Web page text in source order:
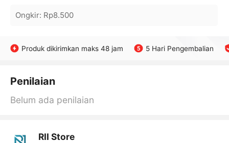
Ongkir: Rp8.500
Produk dikirimkan maks 48 jam 5 Hari Pengembalian
Penilaian
Belum ada penilaian
RII Store